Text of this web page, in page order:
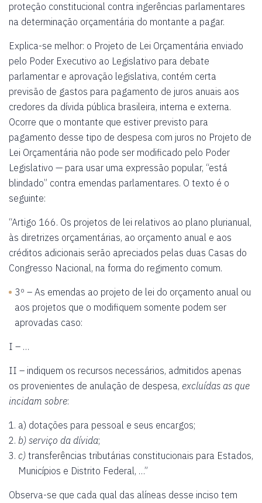
proteção constitucional contra ingerências parlamentares
na determinação orçamentária do montante a pagar.
Explica-se melhor: o Projeto de Lei Orçamentária enviado
pelo Poder Executivo ao Legislativo para debate
parlamentar e aprovação legislativa, contém certa
previsão de gastos para pagamento de juros anuais aos
credores da dívida pública brasileira, interna e externa.
Ocorre que o montante que estiver previsto para
pagamento desse tipo de despesa com juros no Projeto de
Lei Orçamentária não pode ser modificado pelo Poder
Legislativo — para usar uma expressão popular, “está
blindado” contra emendas parlamentares. O texto é o
seguinte:
“Artigo 166. Os projetos de lei relativos ao plano plurianual,
às diretrizes orçamentárias, ao orçamento anual e aos
créditos adicionais serão apreciados pelas duas Casas do
Congresso Nacional, na forma do regimento comum.
3º – As emendas ao projeto de lei do orçamento anual ou
aos projetos que o modifiquem somente podem ser
aprovadas caso:
I – …
II – indiquem os recursos necessários, admitidos apenas
os provenientes de anulação de despesa, excluídas as que
incidam sobre:
a) dotações para pessoal e seus encargos;
b) serviço da dívida;
c) transferências tributárias constitucionais para Estados,
Municípios e Distrito Federal, …”
Observa-se que cada qual das alíneas desse inciso tem